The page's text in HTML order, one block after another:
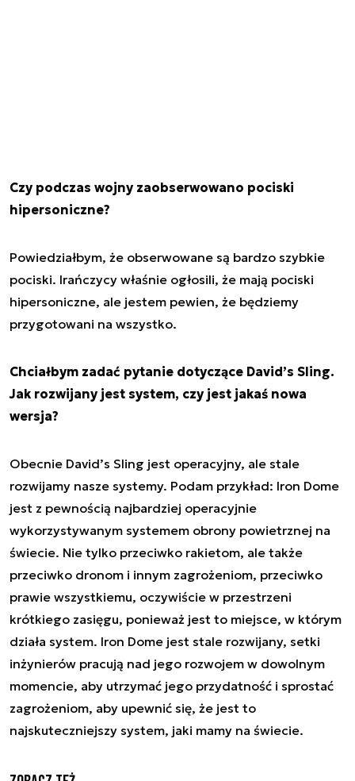
Czy podczas wojny zaobserwowano pociski
hipersoniczne?
Powiedziałbym, że obserwowane są bardzo szybkie
pociski. Irańczycy właśnie ogłosili, że mają pociski
hipersoniczne, ale jestem pewien, że będziemy
przygotowani na wszystko.
Chciałbym zadać pytanie dotyczące David’s Sling.
Jak rozwijany jest system, czy jest jakaś nowa
wersja?
Obecnie David’s Sling jest operacyjny, ale stale
rozwijamy nasze systemy. Podam przykład: Iron Dome
jest z pewnością najbardziej operacyjnie
wykorzystywanym systemem obrony powietrznej na
świecie. Nie tylko przeciwko rakietom, ale także
przeciwko dronom i innym zagrożeniom, przeciwko
prawie wszystkiemu, oczywiście w przestrzeni
krótkiego zasięgu, ponieważ jest to miejsce, w którym
działa system. Iron Dome jest stale rozwijany, setki
inżynierów pracują nad jego rozwojem w dowolnym
momencie, aby utrzymać jego przydatność i sprostać
zagrożeniom, aby upewnić się, że jest to
najskuteczniejszy system, jaki mamy na świecie.